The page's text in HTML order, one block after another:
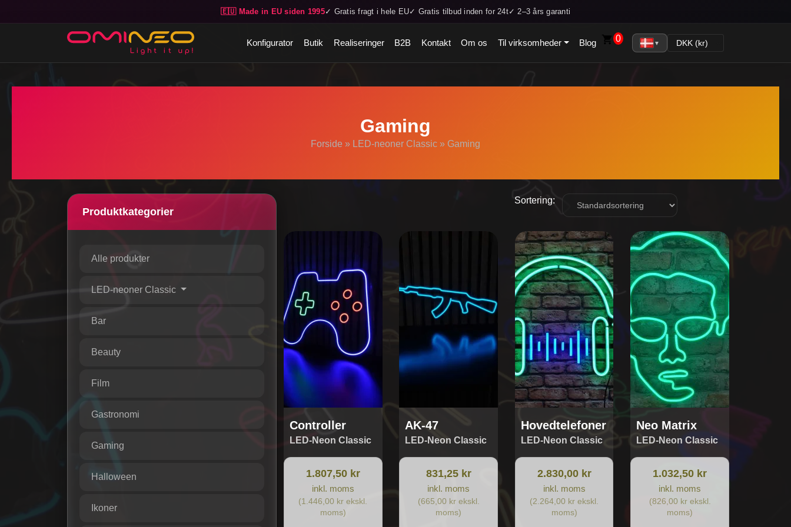
🇪🇺 Made in EU siden 1995✓ Gratis fragt i hele EU✓ Gratis tilbud inden for 24t✓ 2–3 års garanti
Skip to main content
Konfigurator Butik Realiseringer B2B Kontakt Om os Til virksomheder Blog 0 ▼
Gaming
Forside » LED-neoner Classic » Gaming
Produktkategorier
Alle produkter
LED-neoner Classic
Bar
Beauty
Film
Gastronomi
Gaming
Halloween
Ikoner
Sortering:
Controller
LED-Neon Classic
1.807,50 kr
inkl. moms
(1.446,00 kr ekskl.
moms)
AK-47
LED-Neon Classic
831,25 kr
inkl. moms
(665,00 kr ekskl.
moms)
Hovedtelefoner
LED-Neon Classic
2.830,00 kr
inkl. moms
(2.264,00 kr ekskl.
moms)
Neo Matrix
LED-Neon Classic
1.032,50 kr
inkl. moms
(826,00 kr ekskl.
moms)